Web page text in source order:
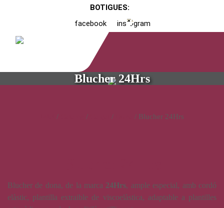
BOTIGUES:
facebook
instagram
Blucher 24Hrs
/ / / / Blucher 24Hrs
Blucher de dona, de la marca 24Hrs, ample especial, amb cordó
elàstic, plantilla extraible de viscoelàstica, adaptable a plantilles